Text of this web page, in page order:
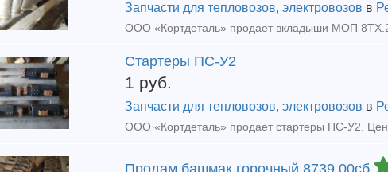
Запчасти для тепловозов, электровозов в
ООО «Кортдеталь» продает вкладыши МОП
Стартеры ПС-У2
1 руб.
Запчасти для тепловозов, электровозов в
ООО «Кортдеталь» продает стартеры ПС-У2.
Продам башмак горочный 8739.00сб